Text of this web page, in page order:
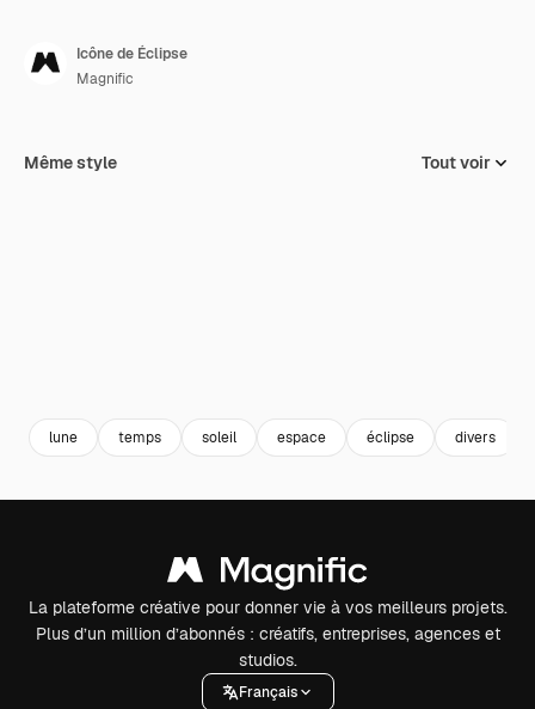
Icône de Éclipse
Magnific
Même style Tout voir
lune temps soleil espace éclipse divers
La plateforme créative pour donner vie à vos meilleurs projets.
Plus d’un million d’abonnés : créatifs, entreprises, agences et
studios.
Français